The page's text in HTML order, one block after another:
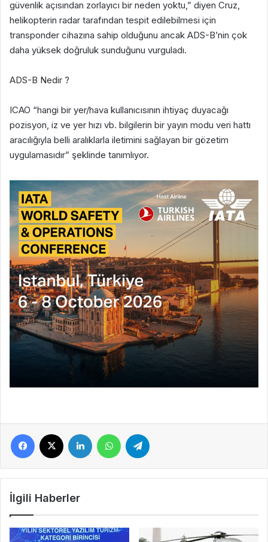
güvenlik açısından zorlayıcı bir neden yoktu,” diyen Cruz,
helikopterin radar tarafından tespit edilebilmesi için
transponder cihazına sahip olduğunu ancak ADS-B’nin çok
daha yüksek doğruluk sunduğunu vurguladı.
ADS-B Nedir ?
ICAO “hangi bir yer/hava kullanıcısının ihtiyaç duyacağı
pozisyon, iz ve yer hızı vb. bilgilerin bir yayın modu veri hattı
aracılığıyla belli aralıklarla iletimini sağlayan bir gözetim
uygulamasıdır” şeklinde tanımlıyor.
Facebook LinkedIn WhatsApp
İlgili Haberler